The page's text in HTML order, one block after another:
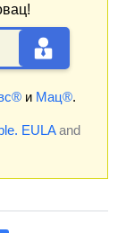
и Мац®.
EULAand